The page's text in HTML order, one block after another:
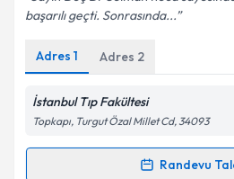
Kişisel verilerimin
Metni'ni okudum ve
kapsamda işlenmesini
Takvim
başarılı geçti. Sonrasında...
Adres 1 Adres 2
İstanbul Tıp Fakültesi
Topkapı, Turgut Özal Millet Cd, 34093
Randevu
Randevu Takvimi Talebi